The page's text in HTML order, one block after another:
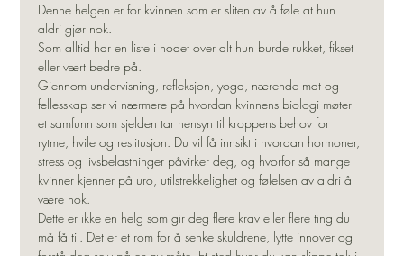
Denne helgen er for kvinnen som er sliten av å føle at hun
aldri gjør nok.
Som alltid har en liste i hodet over alt hun burde rukket, fikset
eller vært bedre på.
Gjennom undervisning, refleksjon, yoga, nærende mat og
fellesskap ser vi nærmere på hvordan kvinnens biologi møter
et samfunn som sjelden tar hensyn til kroppens behov for
rytme, hvile og restitusjon. Du vil få innsikt i hvordan hormoner,
stress og livsbelastninger påvirker deg, og hvorfor så mange
kvinner kjenner på uro, utilstrekkelighet og følelsen av aldri å
være nok.
Dette er ikke en helg som gir deg flere krav eller flere ting du
må få til. Det er et rom for å senke skuldrene, lytte innover og